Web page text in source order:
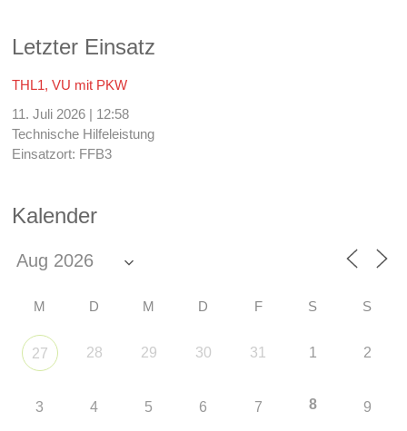
Letzter Einsatz
THL1, VU mit PKW
11. Juli 2026 | 12:58
Technische Hilfeleistung
Einsatzort: FFB3
Kalender
M D M D F S S
27 28 29 30 31 1 2
3 4 5 6 7 8 9